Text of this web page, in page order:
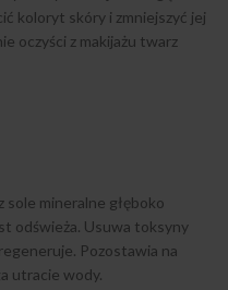
koloryt skóry i zmniejszyć jej
oczyści z makijażu twarz
mineralne głęboko
odświeża. Usuwa toksyny
Pozostawia na
utracie wody.